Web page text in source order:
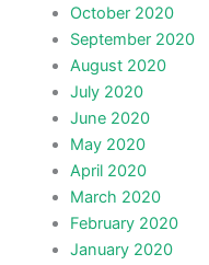
October 2020
September 2020
August 2020
July 2020
June 2020
May 2020
April 2020
March 2020
February 2020
January 2020